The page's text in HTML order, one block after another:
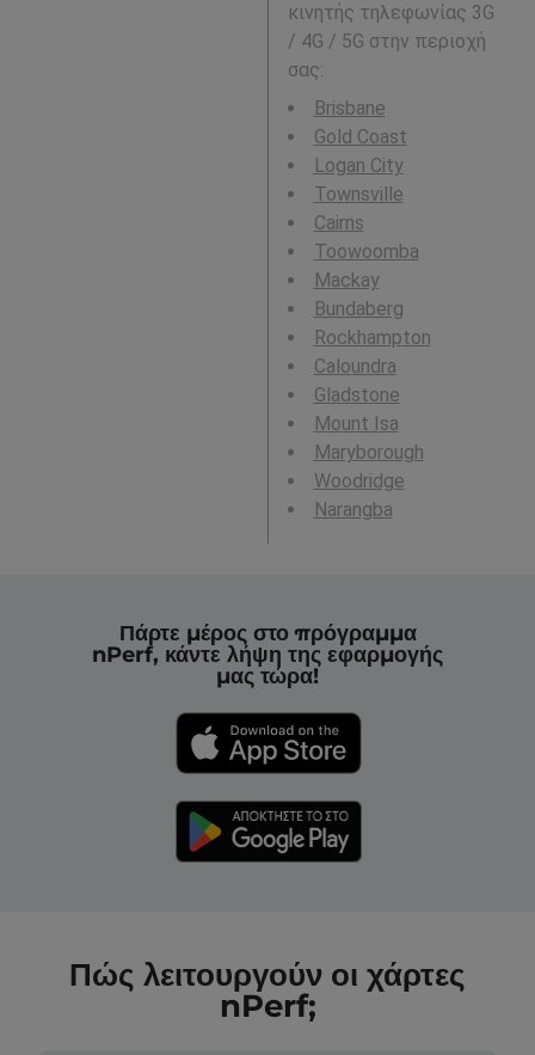
κινητής τηλεφωνίας 3G
/ 4G / 5G στην περιοχή
σας:
Brisbane
Gold Coast
Logan City
Townsville
Cairns
Toowoomba
Mackay
Bundaberg
Rockhampton
Caloundra
Gladstone
Mount Isa
Maryborough
Woodridge
Narangba
Πάρτε μέρος στο πρόγραμμα
nPerf, κάντε λήψη της εφαρμογής
μας τώρα!
Πώς λειτουργούν οι χάρτες
nPerf;